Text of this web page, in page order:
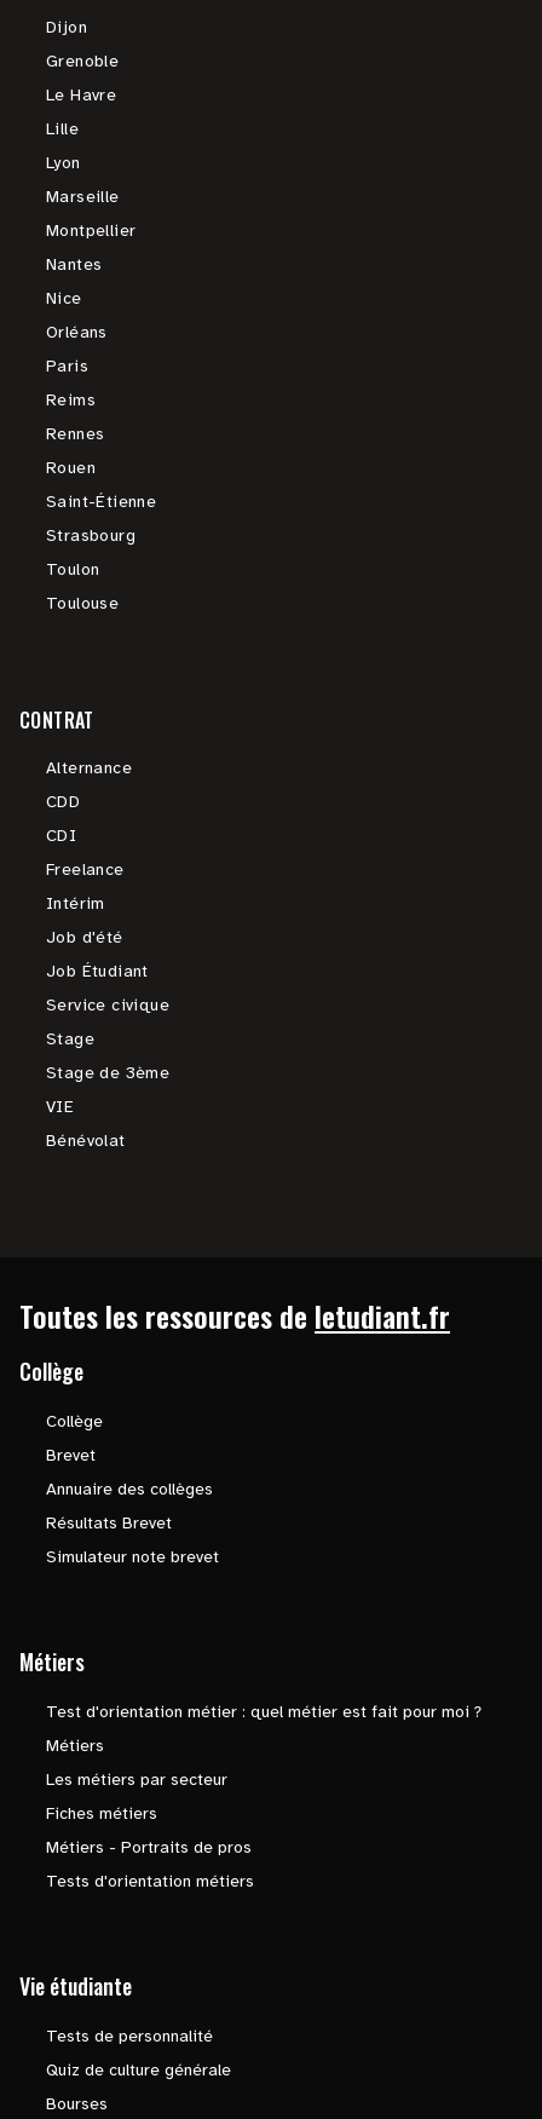
Dijon
Grenoble
Le Havre
Lille
Lyon
Marseille
Montpellier
Nantes
Nice
Orléans
Paris
Reims
Rennes
Rouen
Saint-Étienne
Strasbourg
Toulon
Toulouse
CONTRAT
Alternance
CDD
CDI
Freelance
Intérim
Job d'été
Job Étudiant
Service civique
Stage
Stage de 3ème
VIE
Bénévolat
Toutes les ressources de letudiant.fr
Collège
Collège
Brevet
Annuaire des collèges
Résultats Brevet
Simulateur note brevet
Métiers
Test d'orientation métier : quel métier est fait pour moi ?
Métiers
Les métiers par secteur
Fiches métiers
Métiers - Portraits de pros
Tests d'orientation métiers
Vie étudiante
Tests de personnalité
Quiz de culture générale
Bourses